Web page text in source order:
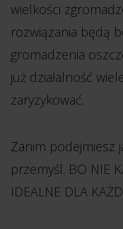
wielkości
rozwiązania będą
gromadzenia
już działalność
zaryzykować.
Zanim podejmiesz
przemyśl. BO NIE
IDEALNE DLA